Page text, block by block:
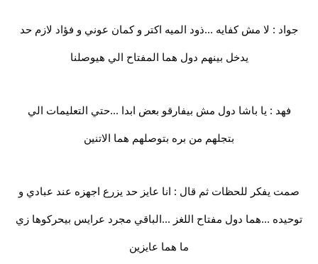
جواد : لا مش كفايه ...ذود الميه اكتر و كمان عوني و فؤاد لازم حد
يدخل بينهم دول هما المفتاح الي هيوصلنا
فهد : يا باشا دول مش بيفارقو بعض ابدا ...حتي التعليمات الي
بتجلهم من بره بتوصلهم هما الاتنين
صمت يفكر للحظات ثم قال : انا عايز حد يزرع اجهزه عند عبادي و
توحيده ...هما دول مفتاح اللغز ...الباقي مجرد عرايس بيحركوها زي
ما هما عايزين